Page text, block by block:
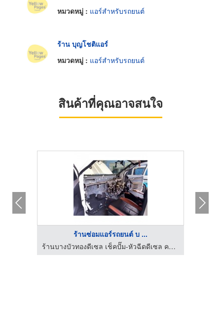
หมวดหมู่ : แอร์สำหรับรถยนต์
ร้าน บุญโชติแอร์
หมวดหมู่ : แอร์สำหรับรถยนต์
สินค้าที่คุณอาจสนใจ
ร้านซ่อมแอร์รถยนต์ บ ...
ร้านบางบัวทองดีเซล เช็คปั๊ม-หัวฉีดดีเซล คอมมอนเรล ซ่อมแอร์รถยนต์